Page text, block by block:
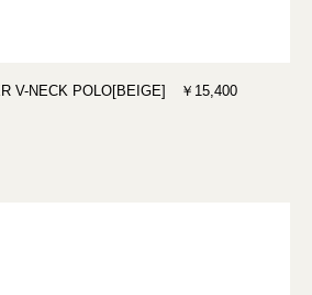
V-NECK POLO[BEIGE] ￥15,400